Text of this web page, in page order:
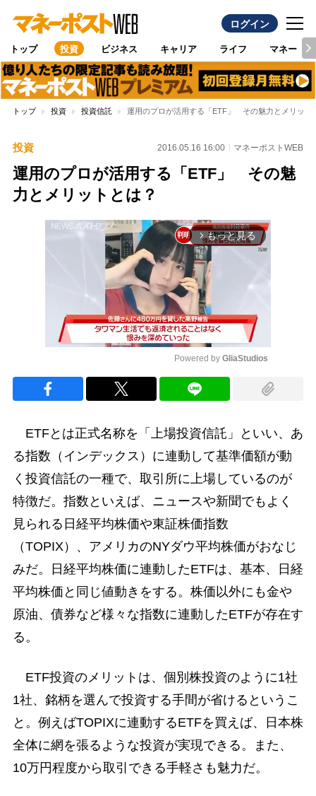
ログイン
トップ 投資 ビジネス キャリア ライフ マネー
トップ 投資 投資信託 運用のプロが活用する「ETF」 その魅力とメリット
投資 2016.05.16 16:00 マネーポストWEB
運用のプロが活用する「ETF」 その魅
力とメリットとは？
arrow_forward_ios もっと見る
Powered by GliaStudios
ETFとは正式名称を「上場投資信託」といい、あ
る指数（インデックス）に連動して基準価額が動
く投資信託の一種で、取引所に上場しているのが
特徴だ。指数といえば、ニュースや新聞でもよく
見られる日経平均株価や東証株価指数
（TOPIX）、アメリカのNYダウ平均株価がおなじ
みだ。日経平均株価に連動したETFは、基本、日経
平均株価と同じ値動きをする。株価以外にも金や
原油、債券など様々な指数に連動したETFが存在す
る。
ETF投資のメリットは、個別株投資のように1社
1社、銘柄を選んで投資する手間が省けるというこ
と。例えばTOPIXに連動するETFを買えば、日本株
全体に網を張るような投資が実現できる。また、
10万円程度から取引できる手軽さも魅力だ。